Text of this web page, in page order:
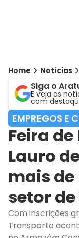
Home Notícias
Siga o
E veja as
com
EMPREGOS E
Feira
Lauro
mais
setor
Com inscrições
Transporte